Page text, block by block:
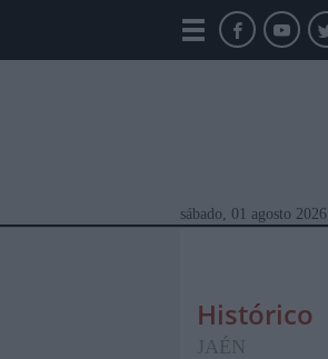
sábado, 01 agosto 2026
Histórico
JAÉN